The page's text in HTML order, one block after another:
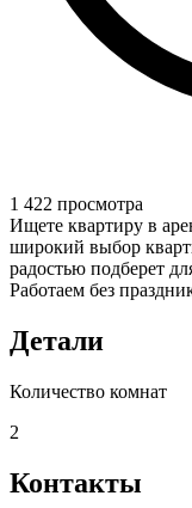
1 422 просмотра
Ищете квартиру в
широкий выбор
радостью подберет
Работаем без
Детали
Количество комнат
2
Контакты